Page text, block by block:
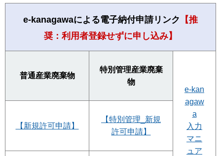
e-kanagawaによる電子納付申請リンク 【推
奨：利用者登録せずに申し込み】
普通産業廃棄物
特別管理産業廃棄
物
e-kan
agaw
a
入力
マニ
ュア
【新規許可申請】
【特別管理_新規
許可申請】